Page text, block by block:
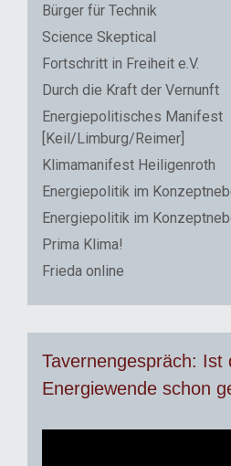
Bürger für Technik
Science Skeptical
Fortschritt in Freiheit e.V.
Durch die Kraft der Vernunft
Energiepolitisches Manifest
[Keil/Limburg/Reimer]
Klimamanifest Heiligenroth
Energiepolitik im
Energiepolitik im
Prima Klima!
Frieda online
Tavernengespräch: Ist
Energiewende schon